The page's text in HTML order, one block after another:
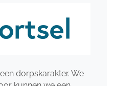
dorpskarakter. We